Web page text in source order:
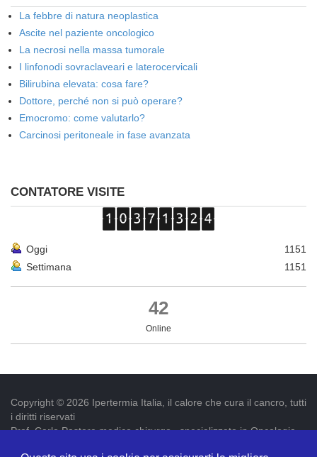
La febbre di natura neoplastica
Ascite nel paziente oncologico
La necrosi nella massa tumorale
I linfonodi sovraclaveari e laterocervicali
Bilirubina elevata: cosa fare?
Dottore, perché non si può operare?
Emocromo: come valutarlo?
Carcinosi peritoneale in fase avanzata
CONTATORE VISITE
Oggi
1151
Settimana
1151
42
Online
Copyright © 2026 Ipertermia Italia, il calore che cura il cancro, tutti
i diritti riservati
Prof. Carlo Pastore medico chirurgo , specializzato in Oncologia.